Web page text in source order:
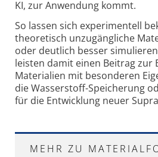
KI, zur Anwendung kommt.
So lassen sich experimentell
theoretisch unzugängliche
oder deutlich besser
leisten damit einen Beitrag zur
Materialien mit besonderen
die Wasserstoff-Speicherung
für die Entwicklung neuer
MEHR ZU